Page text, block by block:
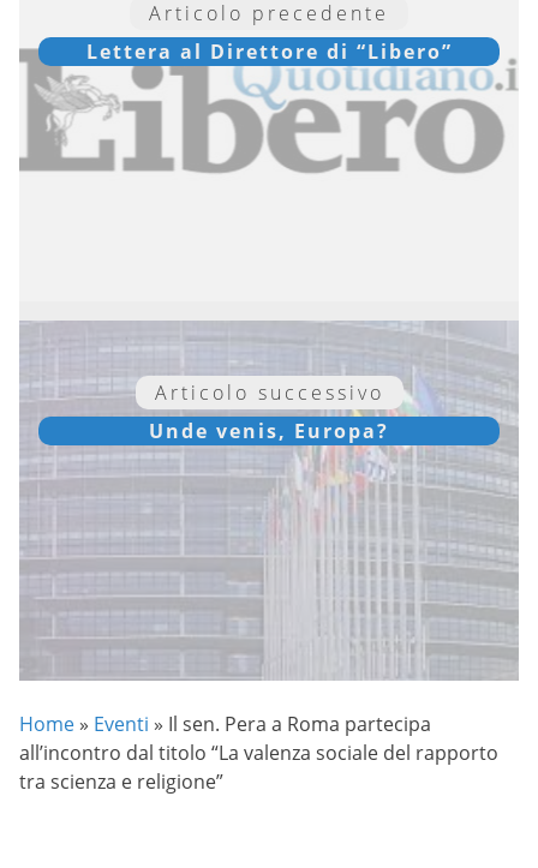
Articolo precedente
Lettera al Direttore di “Libero”
Articolo successivo
Unde venis, Europa?
Home » Eventi » Il sen. Pera a Roma partecipa
all’incontro dal titolo “La valenza sociale del rapporto
tra scienza e religione”